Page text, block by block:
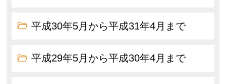
平成30年5月から平成31年4月まで
平成29年5月から平成30年4月まで